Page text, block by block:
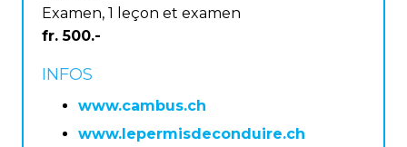
Examen, 1 leçon et examen
fr. 500.-
INFOS
www.cambus.ch
www.lepermisdeconduire.ch